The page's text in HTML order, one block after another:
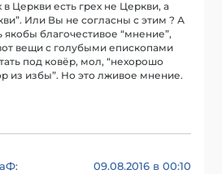
в Церкви есть грех не Церкви, а
Или Вы не согласны с этим ? А
якобы благочестивое “мнение”,
вещи с голубыми епископами
под ковёр, мол, “нехорошо
из избы”. Но это лживое мнение.
: 09.08.2016 в 00:10